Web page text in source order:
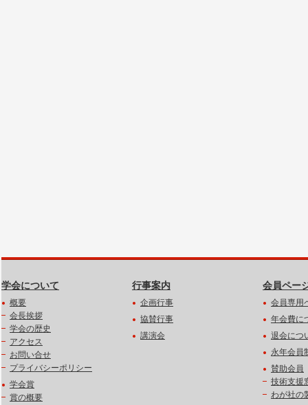
学会について
概要
会長挨拶
学会の歴史
アクセス
お問い合せ
プライバシーポリシー
学会賞
賞の概要
行事案内
企画行事
協賛行事
講演会
会員ペー
会員専用
年会費に
退会につ
永年会員
賛助会員
技術支援
わが社の